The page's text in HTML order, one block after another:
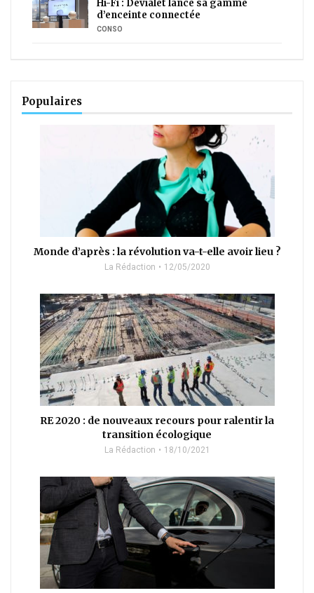
Hi-Fi : Devialet lance sa gamme
d’enceinte connectée
CONSO
Populaires
Monde d’après : la révolution va-t-elle avoir lieu ?
La Rédaction 12/05/2020
RE 2020 : de nouveaux recours pour ralentir la
transition écologique
La Rédaction 18/10/2021